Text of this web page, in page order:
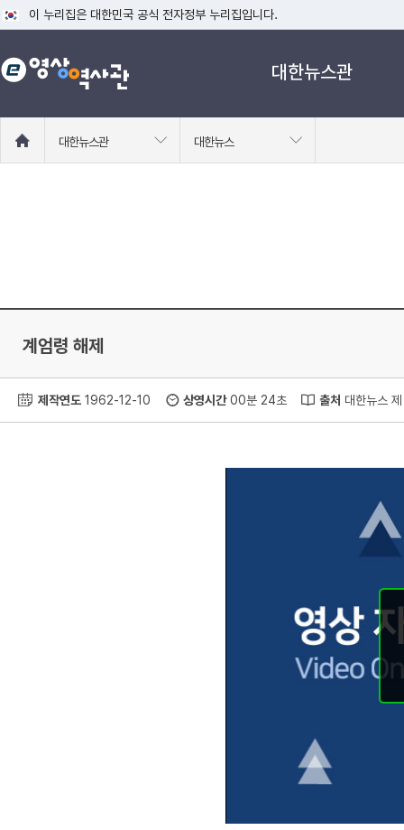
이 누리집은 대한민국 공식 전자정부 누리집입니다.
공식 누리집 주소 확인하기
go.kr 주소를 사용하는 누리집은 대한민국 정부기관이 관리하는 누리집입니
대한뉴스관
로
대한뉴스관 대한뉴스
계엄령 해제
제작연도 1962-12-10 상영시간00분 24초 출처 대한뉴스